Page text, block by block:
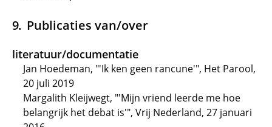
Publicaties van/over
literatuur/documentatie
Jan Hoedeman, "'Ik ken geen rancune'", Het Parool,
20 juli 2019
Margalith Kleijwegt, "'Mijn vriend leerde me hoe
belangrijk het debat is'", Vrij Nederland, 27 januari